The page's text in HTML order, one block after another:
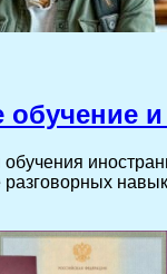
обучение
разговорных